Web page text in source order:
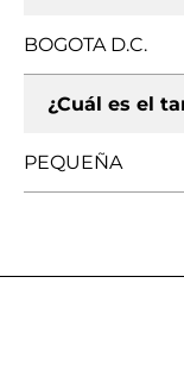
BOGOTA D.C.
¿Cuál es el
PEQUEÑA